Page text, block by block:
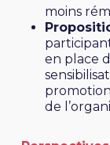
moins
en place
de